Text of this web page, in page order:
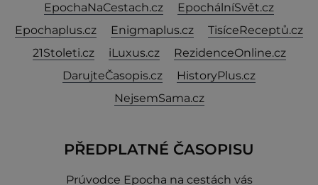
EpochaNaCestach.cz
EpochálníSvět.cz
Epochaplus.cz
Enigmaplus.cz
TisíceReceptů.cz
21Stoleti.cz
iLuxus.cz
RezidenceOnline.cz
DarujteČasopis.cz
HistoryPlus.cz
NejsemSama.cz
PŘEDPLATNÉ ČASOPISU
Prúvodce Epocha na cestách vás